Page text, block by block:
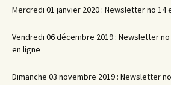
Mercredi 01 janvier 2020 : Newsletter no 14
Vendredi 06 décembre 2019 : Newsletter
en ligne
Dimanche 03 novembre 2019 : Newsletter